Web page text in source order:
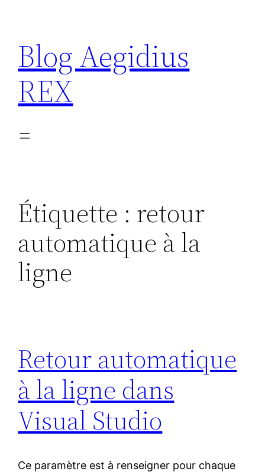
contenu
Blog Aegidius
REX
Étiquette : retour
automatique à la
ligne
Retour automatique
à la ligne dans
Visual Studio
Ce paramètre est à renseigner pour chaque